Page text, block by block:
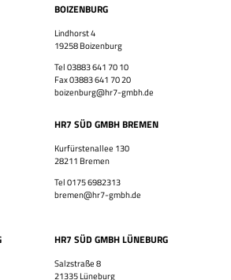
BOIZENBURG
Lindhorst 4
19258 Boizenburg
Tel 03883 641 70 10
Fax 03883 641 70 20
boizenburg@hr7-gmbh.de
HR7 SÜD GMBH BREMEN
Kurfürstenallee 130
28211 Bremen
Tel 0175 6982313
bremen@hr7-gmbh.de
HR7 SÜD GMBH LÜNEBURG
Salzstraße 8
21335 Lüneburg
die genau zu Dir passt!